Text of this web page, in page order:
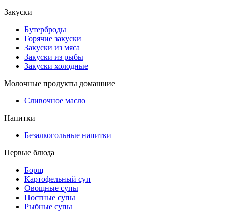
Закуски
Бутерброды
Горячие закуски
Закуски из мяса
Закуски из рыбы
Закуски холодные
Молочные продукты домашние
Сливочное масло
Напитки
Безалкогольные напитки
Первые блюда
Борщ
Картофельный суп
Овощные супы
Постные супы
Рыбные супы